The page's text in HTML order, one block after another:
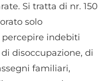
Si tratta di nr. 150
solo
indebiti
disoccupazione, di
familiari,